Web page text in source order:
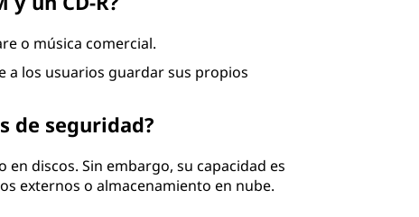
o música comercial.
a los usuarios guardar sus propios
de seguridad?
discos. Sin embargo, su capacidad es
externos o almacenamiento en nube.